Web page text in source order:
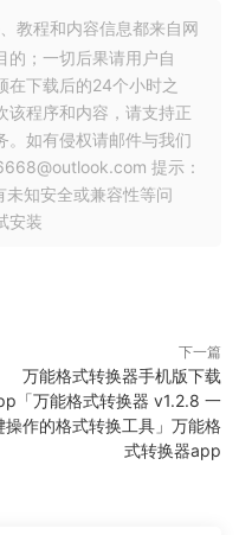
教程和内容信息都来自网
的；一切后果请用户自
在下载后的24个小时之
该程序和内容，请支持正
。如有侵权请邮件与我们
提示：
知安全或兼容性等问
安装
下一篇
万能格式转换器手机版下载
「万能格式转换器 v1.2.8 一
操作的格式转换工具」万能格
式转换器app